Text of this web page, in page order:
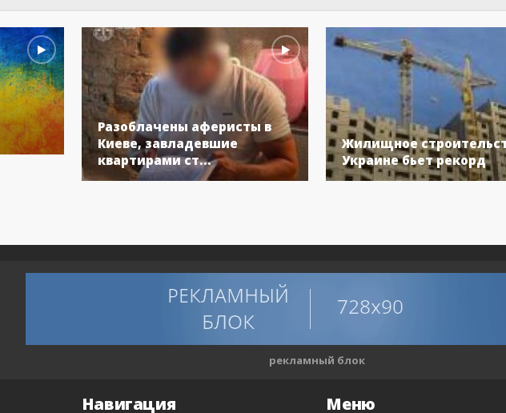
Разоблачены аферисты в
Киеве, завладевшие
квартирами ст...
Жилищное
Украине бьет рекорд
рекламный блок
Навигация Меню